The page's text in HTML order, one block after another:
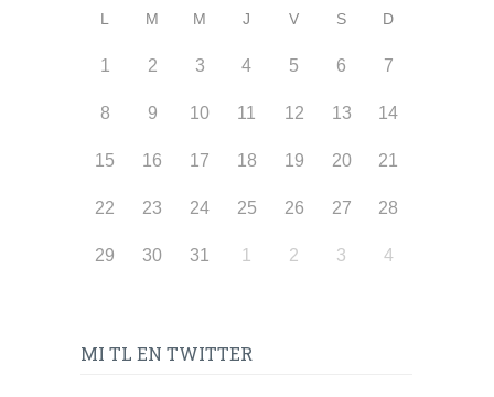
L M M J V S D
1 2 3 4 5 6 7
8 9 10 11 12 13 14
15 16 17 18 19 20 21
22 23 24 25 26 27 28
29 30 31 1 2 3 4
MI TL EN TWITTER